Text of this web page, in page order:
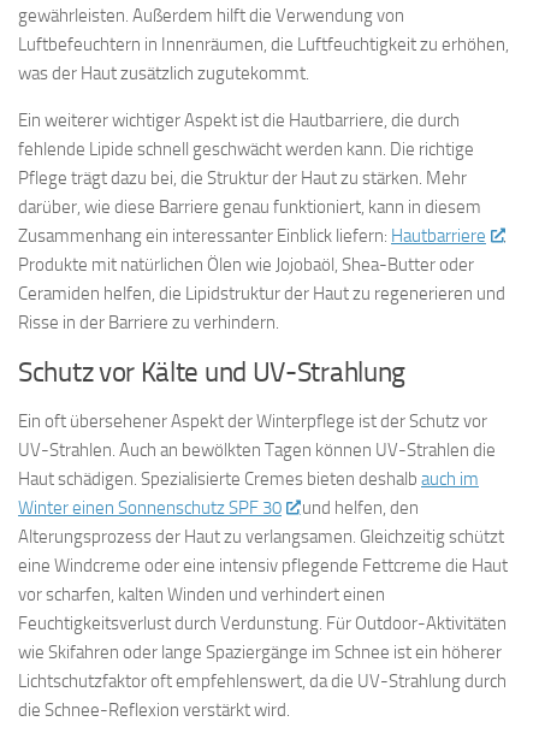
gewährleisten. Außerdem hilft die Verwendung von
Luftbefeuchtern in Innenräumen, die Luftfeuchtigkeit zu erhöhen,
was der Haut zusätzlich zugutekommt.
Ein weiterer wichtiger Aspekt ist die Hautbarriere, die durch
fehlende Lipide schnell geschwächt werden kann. Die richtige
Pflege trägt dazu bei, die Struktur der Haut zu stärken. Mehr
darüber, wie diese Barriere genau funktioniert, kann in diesem
Zusammenhang ein interessanter Einblick liefern: Hautbarriere
.
Produkte mit natürlichen Ölen wie Jojobaöl, Shea-Butter oder
Ceramiden helfen, die Lipidstruktur der Haut zu regenerieren und
Risse in der Barriere zu verhindern.
Schutz vor Kälte und UV-Strahlung
Ein oft übersehener Aspekt der Winterpflege ist der Schutz vor
UV-Strahlen. Auch an bewölkten Tagen können UV-Strahlen die
Haut schädigen. Spezialisierte Cremes bieten deshalb auch im
Winter einen Sonnenschutz SPF 30
und helfen, den
Alterungsprozess der Haut zu verlangsamen. Gleichzeitig schützt
eine Windcreme oder eine intensiv pflegende Fettcreme die Haut
vor scharfen, kalten Winden und verhindert einen
Feuchtigkeitsverlust durch Verdunstung. Für Outdoor-Aktivitäten
wie Skifahren oder lange Spaziergänge im Schnee ist ein höherer
Lichtschutzfaktor oft empfehlenswert, da die UV-Strahlung durch
die Schnee-Reflexion verstärkt wird.